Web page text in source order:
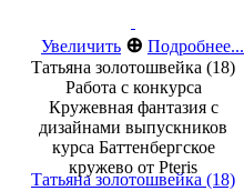
Увеличить ⊕ Подробнее...
Татьяна золотошвейка (18)
Работа с конкурса
Кружевная фантазия с
дизайнами выпускников
курса Баттенбергское
кружево от Pteris
Татьяна золотошвейка (18)